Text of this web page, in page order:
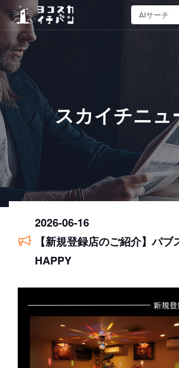
スカイチニュ
2026-06-16
【新規登録店のご紹介】パブ
HAPPY